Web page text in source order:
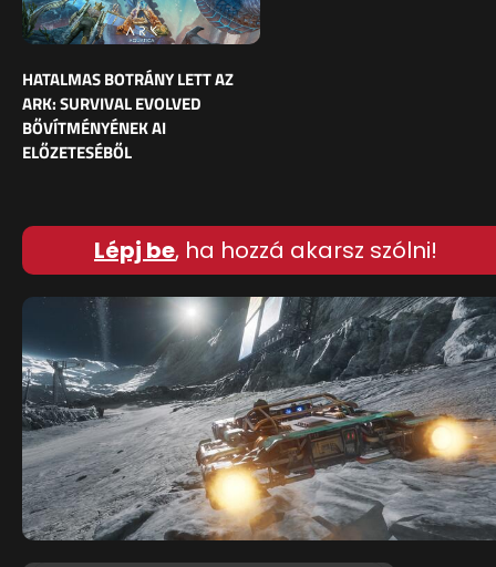
HATALMAS BOTRÁNY LETT AZ
ARK: SURVIVAL EVOLVED
BŐVÍTMÉNYÉNEK AI
ELŐZETESÉBŐL
Lépj be, ha hozzá akarsz szólni!